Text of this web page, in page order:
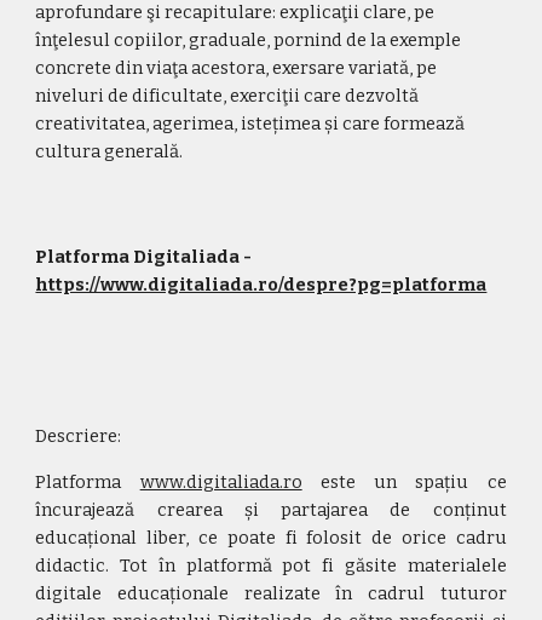
aprofundare şi recapitulare: explicaţii clare, pe
înţelesul copiilor, graduale, pornind de la exemple
concrete din viaţa acestora, exersare variată, pe
niveluri de dificultate, exerciţii care dezvoltă
creativitatea, agerimea, istețimea și care formează
cultura generală.
https://www.digitaliada.ro/despre?pg=platforma
Descriere:
Platforma www.digitaliada.ro este un spațiu ce
încurajează crearea și partajarea de conținut
educațional liber, ce poate fi folosit de orice cadru
didactic. Tot în platformă pot fi găsite materialele
digitale educaționale realizate în cadrul tuturor